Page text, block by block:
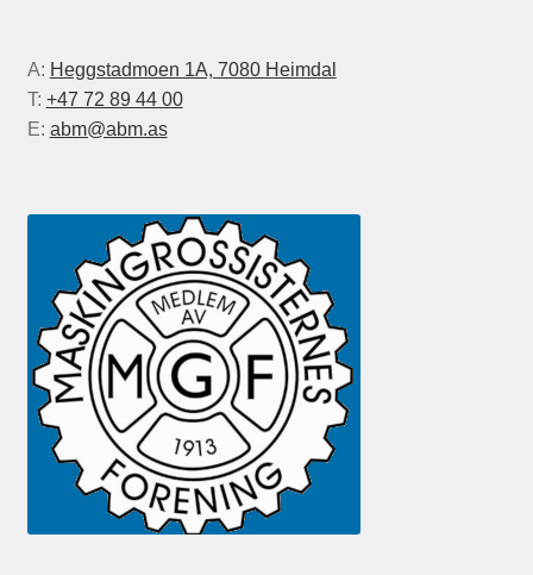
A: Heggstadmoen 1A, 7080 Heimdal
T: +47 72 89 44 00
E: abm@abm.as